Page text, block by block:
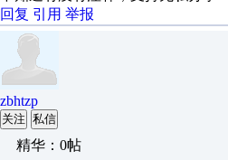
回复 引用 举报
zbhtzp
关注 私信
精华：0帖